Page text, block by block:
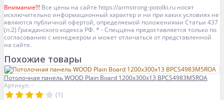
Внимание!!! Все цены на сайте https://armstrong-potolki.ru носят
исключительно информационный характер и ни при каких условиях не
являются публичной офертой, определяемой положениями Статьи 437
(п.2) Гражданского кодекса РФ. * - Спеццена предоставляется только по
согласованию с менеджером и может отличаться от представленной
на сайте.
Похожие товары
Потолочная панель WOOD Plain Board 1200x300x13 BPCS4983M5ROA
Артикул: -
(1)